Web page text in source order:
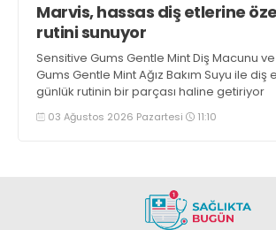
Marvis, hassas diş etlerine
rutini sunuyor
Sensitive Gums Gentle Mint Diş Macunu
Gums Gentle Mint Ağız Bakım Suyu ile diş
günlük rutinin bir parçası haline getiriyor
03 Ağustos 2026 Pazartesi 11:10